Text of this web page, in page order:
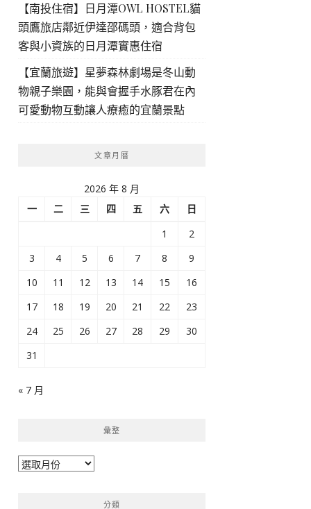
【南投住宿】日月潭OWL HOSTEL貓
頭鷹旅店鄰近伊達邵碼頭，適合背包
客與小資族的日月潭實惠住宿
【宜蘭旅遊】星夢森林劇場是冬山動
物親子樂園，能與會握手水豚君在內
可愛動物互動讓人療癒的宜蘭景點
文章月曆
2026 年 8 月
一
二 三 四 五 六
日
1
2
3
4 5 6 7 8
9
10
11 12 13 14 15
16
17
18 19 20 21 22
23
24
25 26 27 28 29
30
31
« 7 月
彙整
彙
分類